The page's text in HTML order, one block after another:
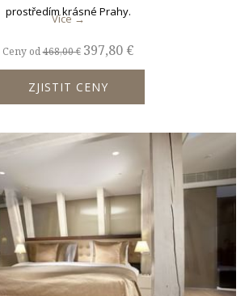
prostředím krásné Prahy.
Více
Ceny od468,00 € 397,80 €
ZJISTIT CENY